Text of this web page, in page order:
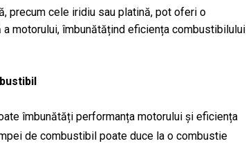
precum cele iridiu sau platină, pot oferi o
motorului, îmbunătățind eficiența combustibilului
îmbunătăți performanța motorului și eficiența
de combustibil poate duce la o combustie